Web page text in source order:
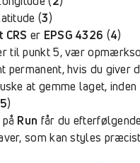
(3)
er EPSG 4326 (4)
til punkt 5, vær
permanent, hvis du giver
at gemme laget,
5)
Run får du
som kan styles